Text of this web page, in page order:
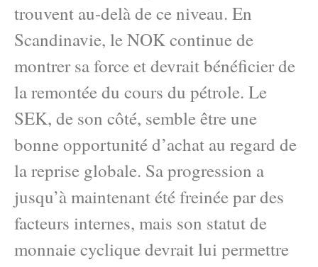
trouvent au-delà de ce niveau. En
Scandinavie, le NOK continue de
montrer sa force et devrait bénéficier de
la remontée du cours du pétrole. Le
SEK, de son côté, semble être une
bonne opportunité d’achat au regard de
la reprise globale. Sa progression a
jusqu’à maintenant été freinée par des
facteurs internes, mais son statut de
monnaie cyclique devrait lui permettre